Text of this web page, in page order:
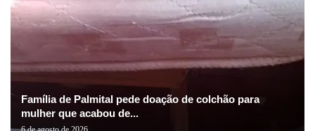
Família de Palmital pede doação de colchão para
mulher que acabou de...